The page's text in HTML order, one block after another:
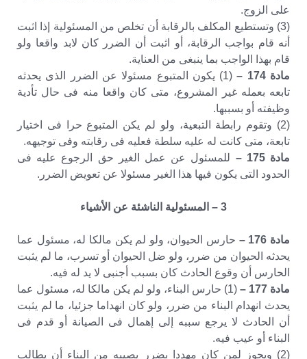
على الزوج.
(3) وتستطيع المكلف بالرقابة أن تخلص من المسئولية إذا اثبت
أنه قام بواجب الرقابة، أو اثبت أن الضرر كان لابد واقعا ولو
قام بهذا الواجب بما ينبغى من العناية.
مادة 174 –
(1) يكون المتبوع مسئولا عن الضرر الذى يحدثه
تابعه بعمله غير المشروع، متى كان واقعا منه فى حال تأدية
وظيفته أو بسببها.
(2) وتقوم رابطة التبعية، ولو لم يكن المتبوع حرا فى اختيار
تابعة، متى كانت له عليه سلطة فعليه فى رقابته وفى توجيهه.
مادة 175 –
للمسئول عن عمل الغير حق الرجوع عليه فى
الحدود التى يكون فيها هذا الغير مسئولا عن تعويض الضرر.
3 – المسئولية الناشئة عن الأشياء
مادة 176 –
حارس الحيوان، ولو لم يكن مالكا له، مسئول عما
يحدثه الحيوان من ضرر، ولو ضل الحيوان أو تسرب، ما لم يثبت
الحارس أن وقوع الحادث كان بسبب أجنبى لا يد له فيه.
مادة 177 –
(1) حارس البناء، ولو لم يكن مالكا له، مسئول عما
يحدث انهدام البناء من ضرر، ولو كان انهداما جزئيا، ما لم يثبت
أن الحادث لا يرجع سببه إلى إهمال فى الصيانة أو قدم فى
البناء أو عيب فيه.
(2) ويجوز لمن كان مهددا بضرر يصيبه من البناء أن يطالب